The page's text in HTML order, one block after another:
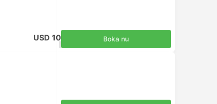
USD 10 Boka nu